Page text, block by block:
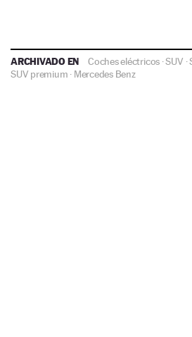
ARCHIVADO EN Coches eléctricos ·SUV ·
SUV premium · Mercedes Benz